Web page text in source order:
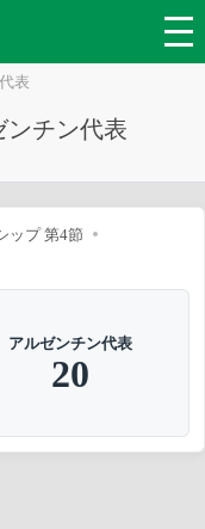
表
ンチン代表
ップ 第4節
アルゼンチン代表
20